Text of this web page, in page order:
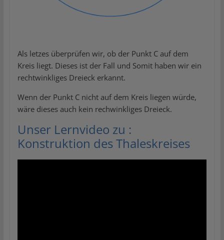
Als letzes überprüfen wir, ob der Punkt C auf dem
Kreis liegt. Dieses ist der Fall und Somit haben wir ein
rechtwinkliges Dreieck erkannt.
Wenn der Punkt C nicht auf dem Kreis liegen würde,
wäre dieses auch kein rechwinkliges Dreieck.
Unser Lernvideo zu :
Konstruktion des Thaleskreises